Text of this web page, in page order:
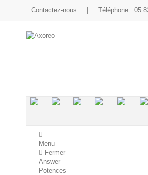
Contactez-nous Téléphone : 05
Menu
Fermer
Answer
Potences